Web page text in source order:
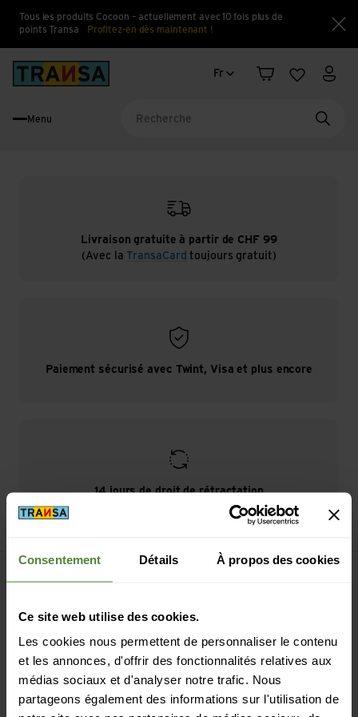
Consentement Détails À propos des cookies
Ce site web utilise des cookies.
Les cookies nous permettent de personnaliser le contenu
et les annonces, d'offrir des fonctionnalités relatives aux
médias sociaux et d'analyser notre trafic. Nous
partageons également des informations sur l'utilisation de
Tous les produits Cocoon – actuellement avec 10 fois plus de
points Transa
Profitez-en dès maintenant !
Changement de langue
Fr
PanierListe Mon
Menu
Livraison gratuite à partir de CHF 99
(Avec la TransaCard toujours gratuit)
Paiement sécurisé avec Twint, Visa et plus encore
14 jours de droit de rétractation
Continuer